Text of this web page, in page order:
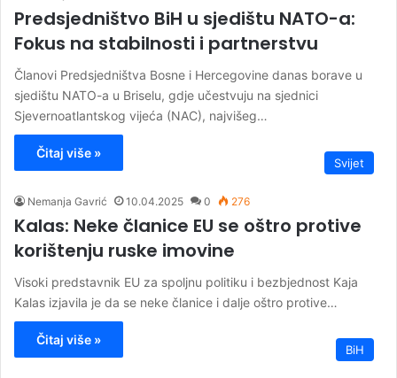
Predsjedništvo BiH u sjedištu NATO-a:
Fokus na stabilnosti i partnerstvu
Članovi Predsjedništva Bosne i Hercegovine danas borave u
sjedištu NATO-a u Briselu, gdje učestvuju na sjednici
Sjevernoatlantskog vijeća (NAC), najvišeg…
Čitaj više »
Svijet
Nemanja Gavrić 10.04.2025 0 276
Kalas: Neke članice EU se oštro protive
korištenju ruske imovine
Visoki predstavnik EU za spoljnu politiku i bezbjednost Kaja
Kalas izjavila je da se neke članice i dalje oštro protive…
Čitaj više »
BiH